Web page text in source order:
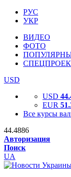
РУС
УКР
ВИДЕО
ФОТО
USD
USD
EUR
Все курсы
44.4886
Авторизация
Поиск
UA